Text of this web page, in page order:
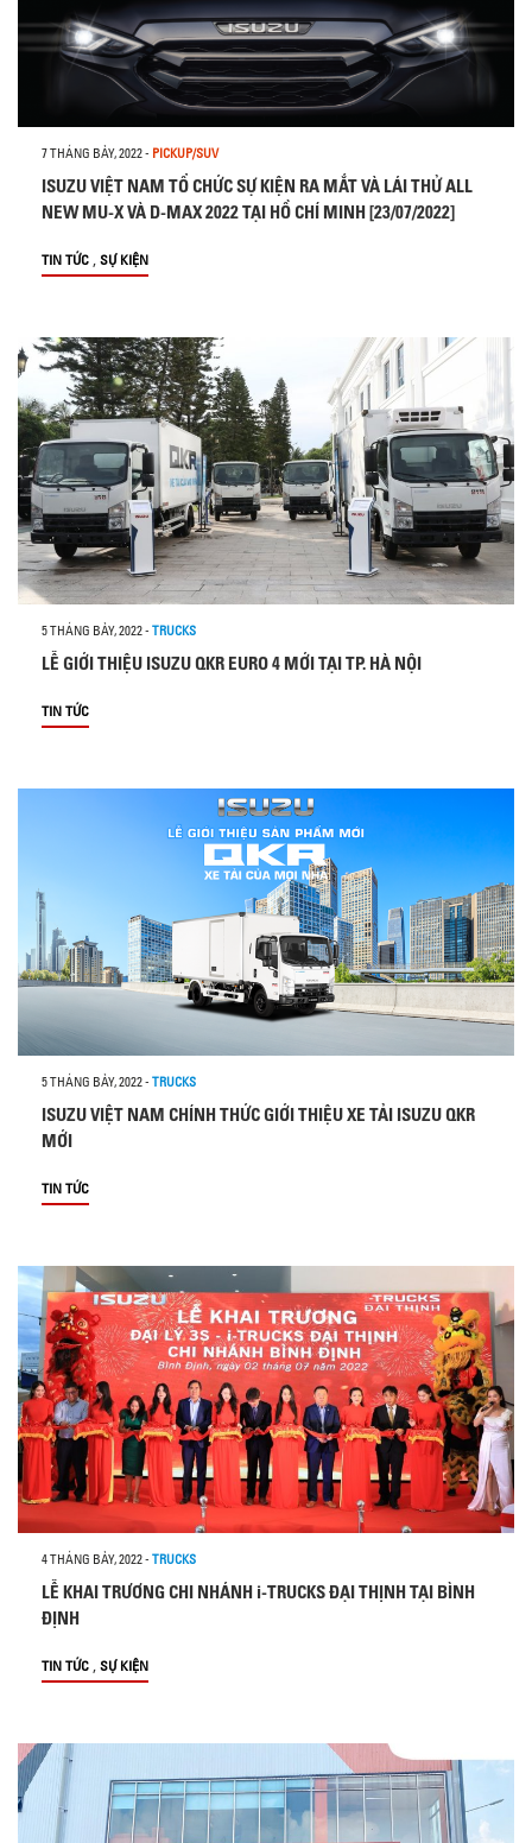
7 THÁNG BẢY, 2022- PICKUP/SUV
ISUZU VIỆT NAM TỔ CHỨC SỰ KIỆN RA MẮT VÀ LÁI THỬ ALL
NEW MU-X VÀ D-MAX 2022 TẠI HỒ CHÍ MINH [23/07/2022]
TIN TỨC , SỰ KIỆN
5 THÁNG BẢY, 2022- TRUCKS
LỄ GIỚI THIỆU ISUZU QKR EURO 4 MỚI TẠI TP. HÀ NỘI
TIN TỨC
5 THÁNG BẢY, 2022- TRUCKS
ISUZU VIỆT NAM CHÍNH THỨC GIỚI THIỆU XE TẢI ISUZU QKR
MỚI
TIN TỨC
4 THÁNG BẢY, 2022- TRUCKS
LỄ KHAI TRƯƠNG CHI NHÁNH i-TRUCKS ĐẠI THỊNH TẠI BÌNH
ĐỊNH
TIN TỨC , SỰ KIỆN